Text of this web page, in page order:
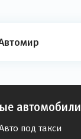
автомобили
под такси